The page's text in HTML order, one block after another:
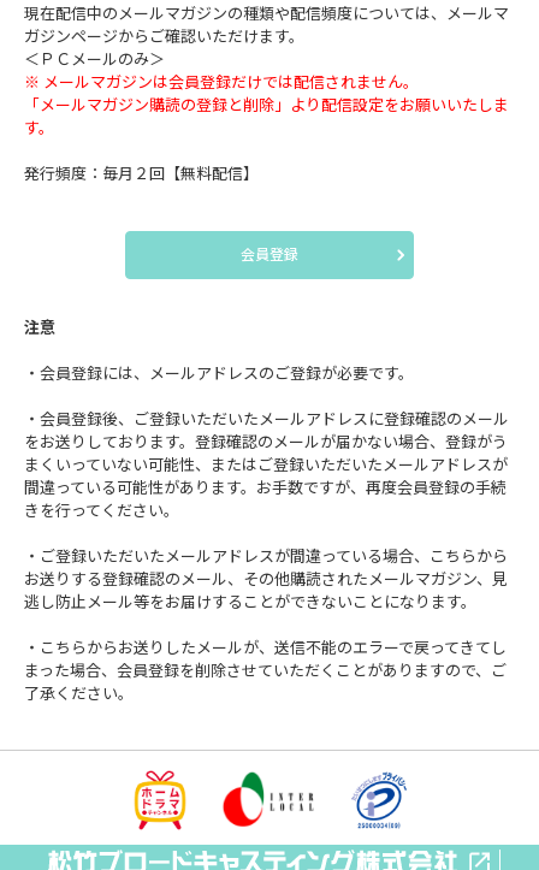
現在配信中のメールマガジンの種類や配信頻度については、メールマ
ガジンページからご確認いただけます。
＜ＰＣメールのみ＞
※ メールマガジンは会員登録だけでは配信されません。
「メールマガジン購読の登録と削除」より配信設定をお願いいたしま
す。
発行頻度：毎月２回【無料配信】
会員登録
注意
・会員登録には、メールアドレスのご登録が必要です。
・会員登録後、ご登録いただいたメールアドレスに登録確認のメール
をお送りしております。登録確認のメールが届かない場合、登録がう
まくいっていない可能性、またはご登録いただいたメールアドレスが
間違っている可能性があります。お手数ですが、再度会員登録の手続
きを行ってください。
・ご登録いただいたメールアドレスが間違っている場合、こちらから
お送りする登録確認のメール、その他購読されたメールマガジン、見
逃し防止メール等をお届けすることができないことになります。
・こちらからお送りしたメールが、送信不能のエラーで戻ってきてし
まった場合、会員登録を削除させていただくことがありますので、ご
了承ください。